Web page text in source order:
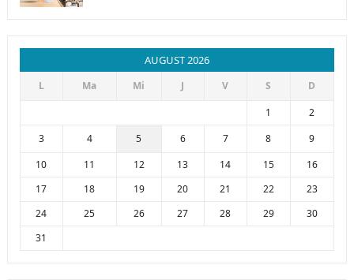
AUGUST 2026
L Ma Mi J V S
D
1
2
3
4 5 6 7 8
9
10
11 12 13 14 15
16
17
18 19 20 21 22
23
24
25 26 27 28 29
30
31